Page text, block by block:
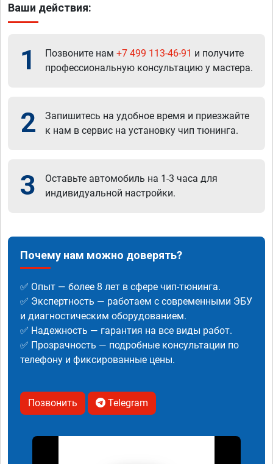
Ваши действия:
1 Позвоните нам +7 499 113-46-91 и получите
профессиональную консультацию у мастера.
2
Запишитесь на удобное время и приезжайте
к нам в сервис на установку чип тюнинга.
3
Оставьте автомобиль на 1-3 часа для
индивидуальной настройки.
Почему нам можно доверять?
✅ Опыт — более 8 лет в сфере чип-тюнинга.
✅ Экспертность — работаем с современными ЭБУ
и диагностическим оборудованием.
✅ Надежность — гарантия на все виды работ.
✅ Прозрачность — подробные консультации по
телефону и фиксированные цены.
Позвонить Telegram